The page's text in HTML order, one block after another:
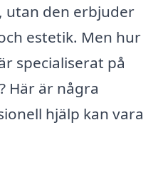
utan den erbjuder
estetik. Men hur
specialiserat på
Här är några
hjälp kan vara